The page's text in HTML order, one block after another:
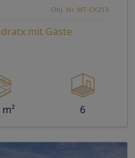
Obj. Nr. MT-CK213
mit Gäste
6